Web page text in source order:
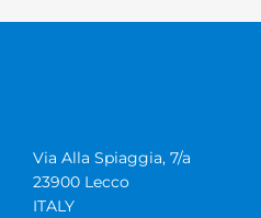
Via Alla Spiaggia, 7/a
23900 Lecco
ITALY